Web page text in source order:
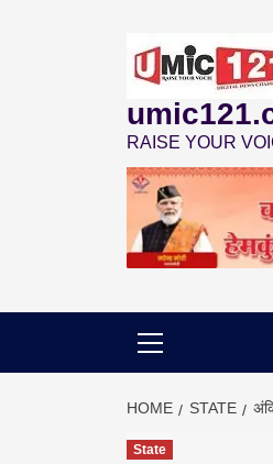
RAISE YOUR
HOME STATE
State